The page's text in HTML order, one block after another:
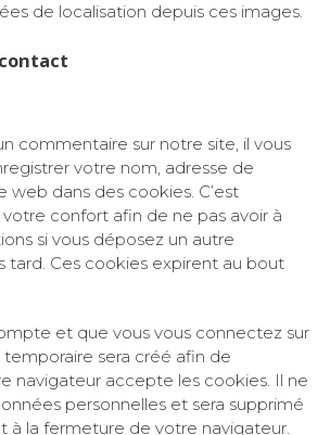
de localisation depuis ces images.
commentaire sur notre site, il vous
votre nom, adresse de
web dans des cookies. C’est
confort afin de ne pas avoir à
si vous déposez un autre
tard. Ces cookies expirent au bout
et que vous vous connectez sur
sera créé afin de
navigateur accepte les cookies. Il ne
personnelles et sera supprimé
à la fermeture de votre navigateur.